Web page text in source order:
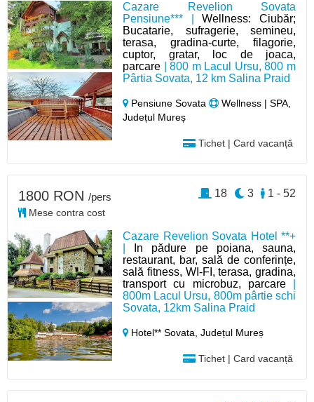
Cazare Revelion Sovata
Pensiune*** |Wellness: Ciubăr;
Bucatarie, sufragerie, semineu,
terasa, gradina-curte, filagorie,
cuptor, gratar, loc de joaca,
parcare | 800 m Lacul Ursu, 800 m
Pârtia Sovata, 12 km Salina Praid
Pensiune Sovata
Wellness | SPA,
Județul Mureș
Tichet | Card vacanță
Cazare Revelion Sovata Hotel **+
In pădure pe poiana, sauna,
restaurant, bar, sală de conferințe,
sală fitness, WI-FI, terasa, gradina,
transport cu microbuz, parcare|
800m Lacul Ursu, 800m pârtie schi
Sovata, 12km Salina Praid
Hotel** Sovata,Județul Mureș
Tichet | Card vacanță
1800 RON /pers
Mese contra cost
1 - 52
3
18